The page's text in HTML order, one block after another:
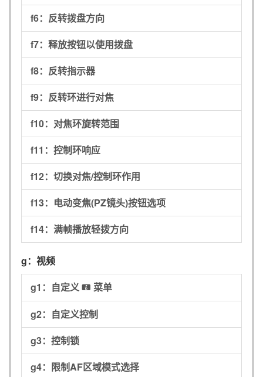
f6： 反转拨盘方向
f7： 释放按钮以使用拨盘
f8： 反转指示器
f9： 反转环进行对焦
f10： 对焦环旋转范围
f11： 控制环响应
f12： 切换对焦/控制环作用
f13： 电动变焦(PZ镜头)按钮选项
f14： 满帧播放轻拨方向
g： 视频
g1： 自定义 i 菜单
g2： 自定义控制
g3： 控制锁
g4： 限制AF区域模式选择